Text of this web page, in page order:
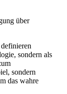
über
sondern als
sondern
das wahre